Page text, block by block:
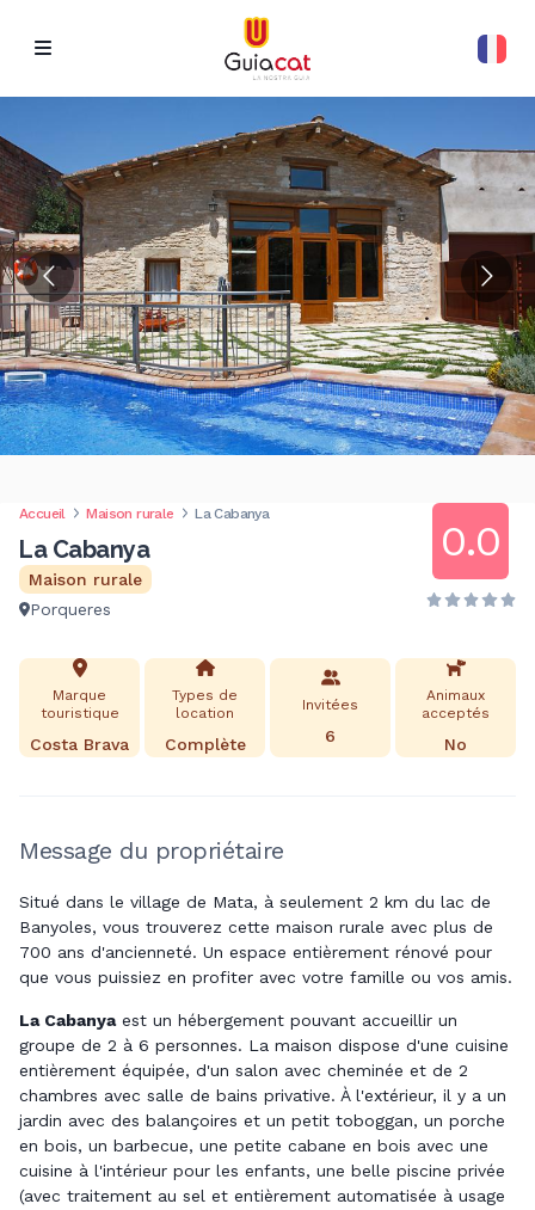
Accueil Maison rurale La Cabanya
La Cabanya
Maison rurale
Porqueres
0.0
Marque
touristique
Costa Brava
Types de
location
Complète
Invitées
6
Animaux
acceptés
No
Message du propriétaire
Situé dans le village de Mata, à seulement 2 km du lac de
Banyoles, vous trouverez cette maison rurale avec plus de
700 ans d'ancienneté. Un espace entièrement rénové pour
que vous puissiez en profiter avec votre famille ou vos amis.
La Cabanyaest un hébergement pouvant accueillir un
groupe de 2 à 6 personnes. La maison dispose d'une cuisine
entièrement équipée, d'un salon avec cheminée et de 2
chambres avec salle de bains privative. À l'extérieur, il y a un
jardin avec des balançoires et un petit toboggan, un porche
en bois, un barbecue, une petite cabane en bois avec une
cuisine à l'intérieur pour les enfants, une belle piscine privée
(avec traitement au sel et entièrement automatisée à usage